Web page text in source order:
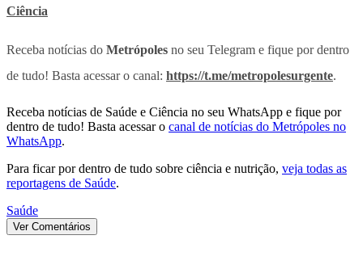
Ciência
Receba notícias do Metrópoles no seu Telegram e fique por dentro
de tudo! Basta acessar o canal: https://t.me/metropolesurgente.
Receba notícias de Saúde e Ciência no seu WhatsApp e fique por
dentro de tudo! Basta acessar o canal de notícias do Metrópoles no
WhatsApp.
Para ficar por dentro de tudo sobre ciência e nutrição, veja todas as
reportagens de Saúde.
Saúde
Ver Comentários